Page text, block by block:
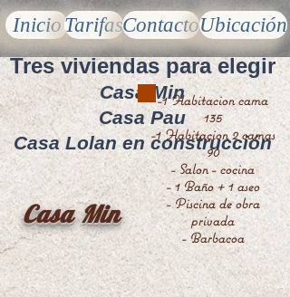
InicioTarifasContactoUbicación
Tres viviendas para elegir
Casa Min
Casa Pau
Casa Lolan en construcción
Casa Min
-1 Habitacion cama
135
-1 Habitacion 2 camas
90
- Salon - cocina
- 1 Baño + 1 aseo
- Piscina de obra
privada
- Barbacoa